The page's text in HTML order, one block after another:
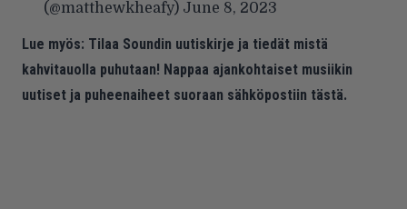
(@matthewkheafy) June 8, 2023
Lue myös: Tilaa Soundin uutiskirje ja tiedät mistä
kahvitauolla puhutaan! Nappaa ajankohtaiset musiikin
uutiset ja puheenaiheet suoraan sähköpostiin tästä.